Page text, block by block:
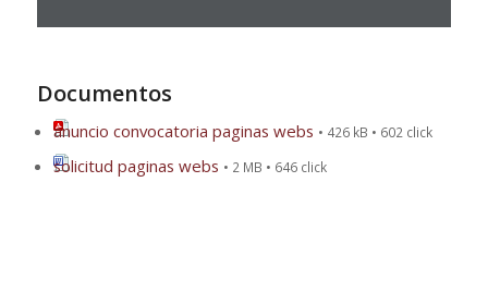
Documentos
anuncio convocatoria paginas webs • 426 kB • 602 click
solicitud paginas webs • 2 MB • 646 click